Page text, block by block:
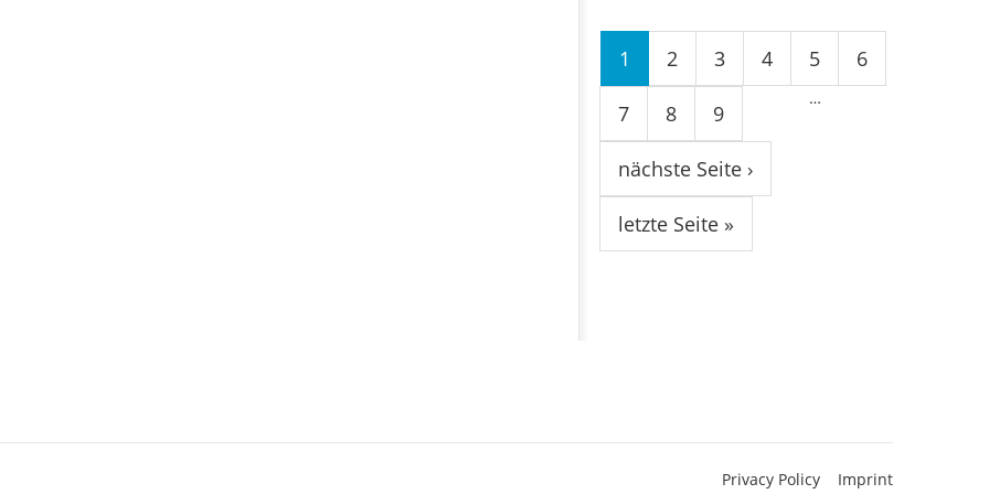
Seiten
1 2 3 4 5 6
7 8 9
…
nächste Seite ›
letzte Seite »
Privacy Policy Imprint